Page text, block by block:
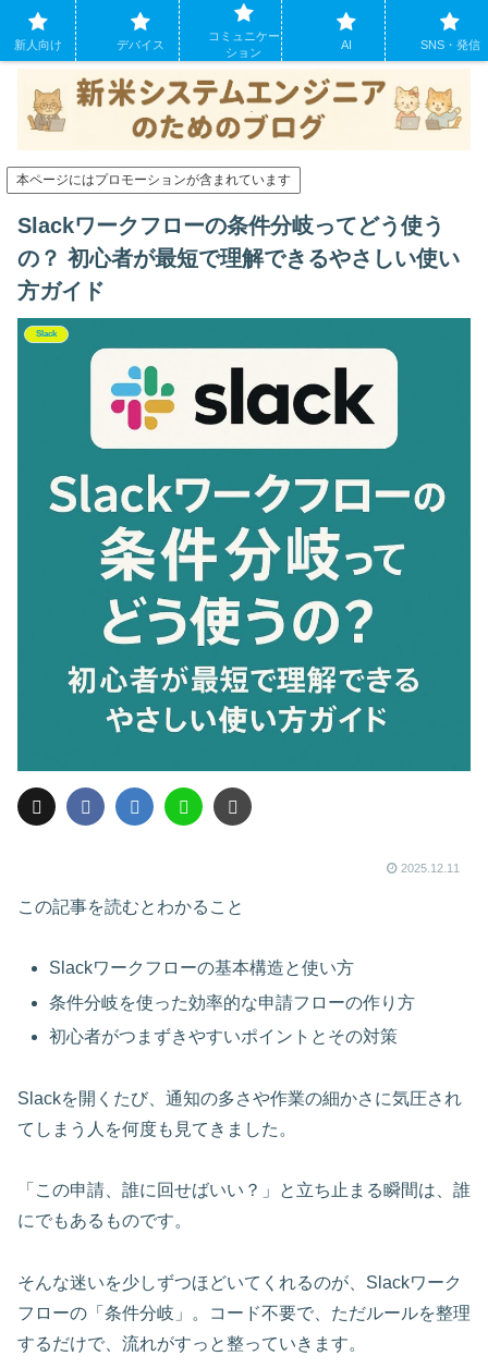
システムエンジニアになったばかりの方のために。現場でよくあるパソコンの
トラブルも
本ページにはプロモーションが含まれています
Slackワークフローの条件分岐ってどう使う
の？ 初心者が最短で理解できるやさしい使い
方ガイド
Slack
2025.12.11
この記事を読むとわかること
Slackワークフローの基本構造と使い方
条件分岐を使った効率的な申請フローの作り方
初心者がつまずきやすいポイントとその対策
Slackを開くたび、通知の多さや作業の細かさに気圧され
てしまう人を何度も見てきました。
「この申請、誰に回せばいい？」と立ち止まる瞬間は、誰
にでもあるものです。
そんな迷いを少しずつほどいてくれるのが、Slackワーク
フローの「条件分岐」。コード不要で、ただルールを整理
するだけで、流れがすっと整っていきます。
新人向け デバイス
コミュニケー
ション
AI SNS・発信